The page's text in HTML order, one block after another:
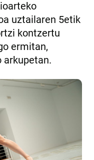
uztailaren 5etik
kontzertu
ermitan,
arkupetan.